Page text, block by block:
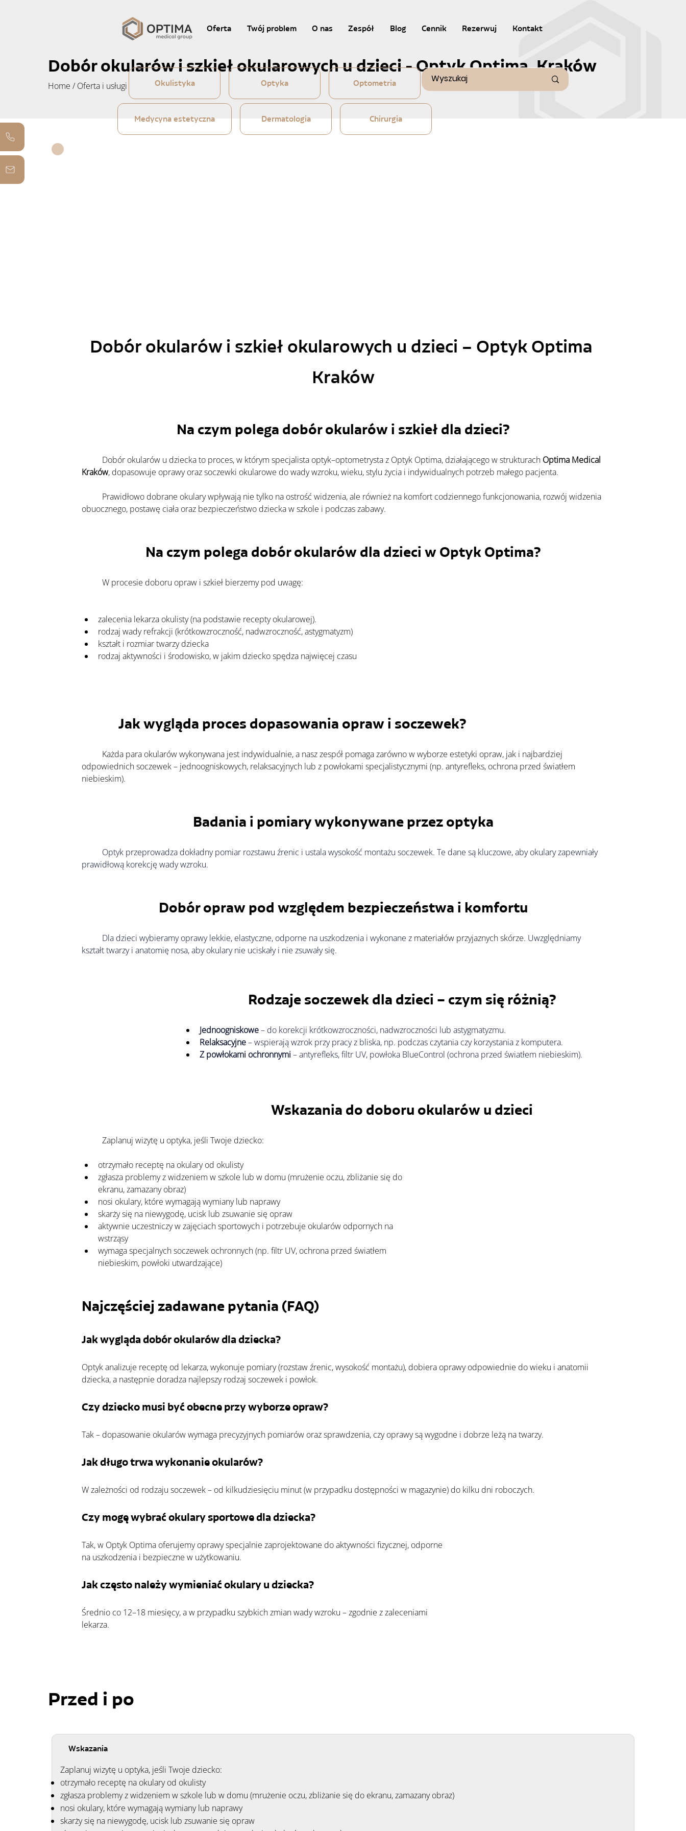
Okulistyka Optyka Optometria
Medycyna estetyczna Dermatologia Chirurgia
Oferta Twój problem O nas Zespół Blog Cennik Rezerwuj Kontakt
Dobór okularów i szkieł okularowych u dzieci - Optyk Optima, Kraków
Home / Oferta i usługi
Dobór okularów i szkieł okularowych u dzieci – Optyk Optima
Kraków
Na czym polega dobór okularów i szkieł dla dzieci?
	Dobór okularów u dziecka to proces, w którym specjalista optyk–optometrysta z Optyk Optima, działającego w strukturach
Optima Medical
Kraków, dopasowuje oprawy oraz soczewki okularowe do wady wzroku, wieku, stylu życia i indywidualnych potrzeb małego pacjenta.
obuocznego, postawę ciała oraz bezpieczeństwo dziecka w szkole i podczas zabawy.
Na czym polega dobór okularów dla dzieci w Optyk Optima?
	W procesie doboru opraw i szkieł bierzemy pod uwagę:
zalecenia lekarza okulisty (na podstawie recepty okularowej).
rodzaj wady refrakcji (krótkowzroczność, nadwzroczność, astygmatyzm)
kształt i rozmiar twarzy dziecka
rodzaj aktywności i środowisko, w jakim dziecko spędza najwięcej czasu
Jak wygląda proces dopasowania opraw i soczewek?
odpowiednich soczewek – jednoogniskowych, relaksacyjnych lub z powłokami specjalistycznymi (np. antyrefleks, ochrona przed światłem
niebieskim).
Badania i pomiary wykonywane przez optyka
Optyk przeprowadza dokładny pomiar rozstawu źrenic i ustala wysokość montażu soczewek. Te dane są kluczowe, aby okulary zapewniały
prawidłową korekcję wady wzroku.
Dobór opraw pod względem bezpieczeństwa i komfortu
	Dla dzieci wybieramy oprawy lekkie, elastyczne, odporne na uszkodzenia i wykonane z
materiałów przyjaznych skórze. Uwzględniamy
kształt twarzy i anatomię nosa, aby okulary nie uciskały i nie zsuwały się.
Rodzaje soczewek dla dzieci – czym się różnią?
Jednoogniskowe – do korekcji krótkowzroczności, nadwzroczności lub astygmatyzmu.
Relaksacyjne – wspierają wzrok przy pracy z bliska, np. podczas czytania czy korzystania z komputera.
Z powłokami ochronnymi – antyrefleks, filtr UV, powłoka BlueControl (ochrona przed światłem niebieskim).
Wskazania do doboru okularów u dzieci
	Zaplanuj wizytę u optyka, jeśli Twoje dziecko:
otrzymało receptę na okulary od okulisty
zgłasza problemy z widzeniem w szkole lub w domu (mrużenie oczu, zbliżanie się do
ekranu, zamazany obraz)
nosi okulary, które wymagają wymiany lub naprawy
skarży się na niewygodę, ucisk lub zsuwanie się opraw
aktywnie uczestniczy w zajęciach sportowych i potrzebuje okularów odpornych na
wstrząsy
wymaga specjalnych soczewek ochronnych (np. filtr UV, ochrona przed światłem
niebieskim, powłoki utwardzające)
Najczęściej zadawane pytania (FAQ)
Jak wygląda dobór okularów dla dziecka?
Optyk analizuje receptę od lekarza, wykonuje pomiary (rozstaw źrenic, wysokość montażu), dobiera oprawy odpowiednie do wieku i anatomii
dziecka, a następnie doradza najlepszy rodzaj soczewek i powłok.
Czy dziecko musi być obecne przy wyborze opraw?
Tak – dopasowanie okularów wymaga precyzyjnych pomiarów oraz sprawdzenia, czy oprawy są wygodne i dobrze leżą na twarzy.
Jak długo trwa wykonanie okularów?
W zależności od rodzaju soczewek – od kilkudziesięciu minut (w przypadku dostępności w magazynie) do kilku dni roboczych.
Czy mogę wybrać okulary sportowe dla dziecka?
Tak, w Optyk Optima oferujemy oprawy specjalnie zaprojektowane do aktywności fizycznej, odporne
na uszkodzenia i bezpieczne w użytkowaniu.
Jak często należy wymieniać okulary u dziecka?
Średnio co 12–18 miesięcy, a w przypadku szybkich zmian wady wzroku – zgodnie z zaleceniami
lekarza.
Przed i po
Wskazania
Zaplanuj wizytę u optyka, jeśli Twoje dziecko:
otrzymało receptę na okulary od okulisty
zgłasza problemy z widzeniem w szkole lub w domu (mrużenie oczu, zbliżanie się do ekranu, zamazany obraz)
nosi okulary, które wymagają wymiany lub naprawy
skarży się na niewygodę, ucisk lub zsuwanie się opraw